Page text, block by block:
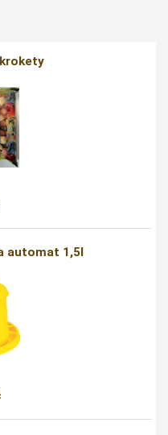
automat 1,5l